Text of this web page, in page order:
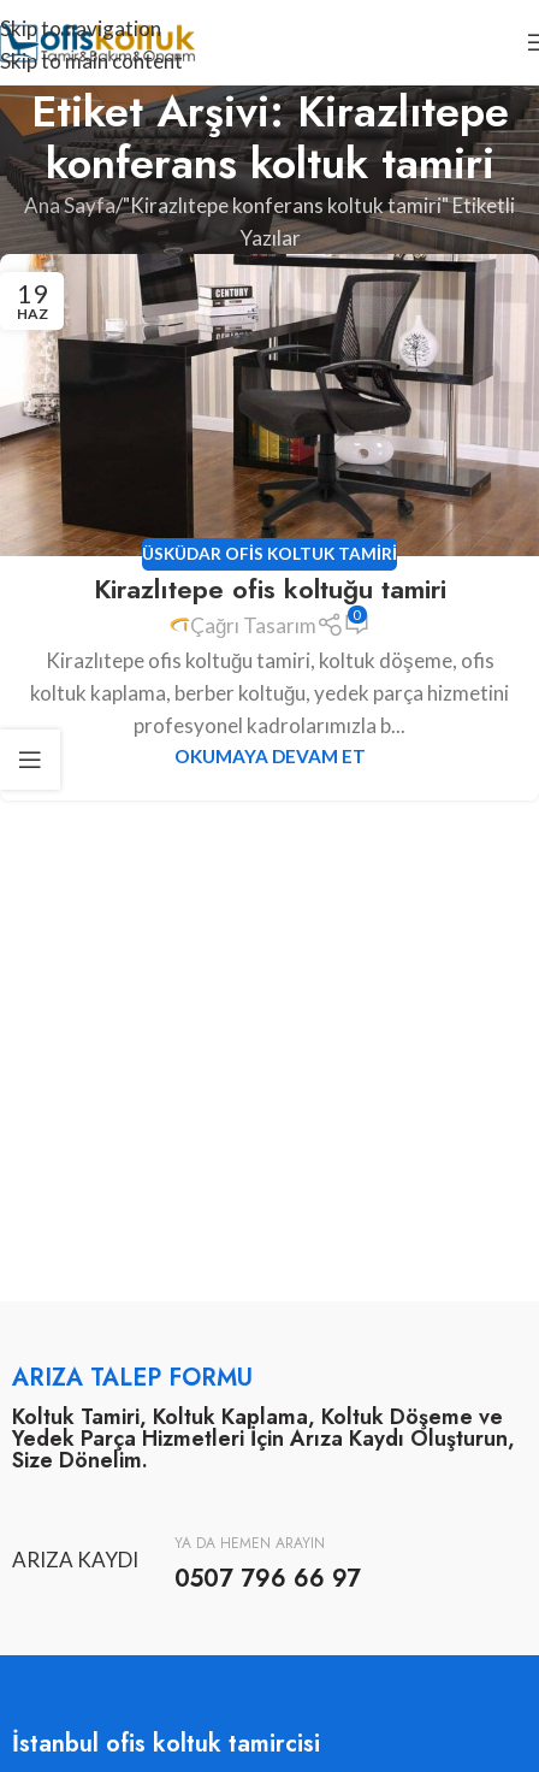
Skip to navigation
Skip to main content
Etiket Arşivi: Kirazlıtepe
konferans koltuk tamiri
Ana Sayfa "Kirazlıtepe konferans koltuk tamiri" Etiketli
Yazılar
19
HAZ
ÜSKÜDAR OFIS KOLTUK TAMIRI
Kirazlıtepe ofis koltuğu tamiri
Çağrı Tasarım 0
Kirazlıtepe ofis koltuğu tamiri, koltuk döşeme, ofis
koltuk kaplama, berber koltuğu, yedek parça hizmetini
profesyonel kadrolarımızla b...
OKUMAYA DEVAM ET
ARIZA TALEP FORMU
Koltuk Tamiri, Koltuk Kaplama, Koltuk Döşeme ve
Yedek Parça Hizmetleri İçin Arıza Kaydı Oluşturun,
Size Dönelim.
ARIZA KAYDI
YA DA HEMEN ARAYIN
0507 796 66 97
İstanbul ofis koltuk tamircisi